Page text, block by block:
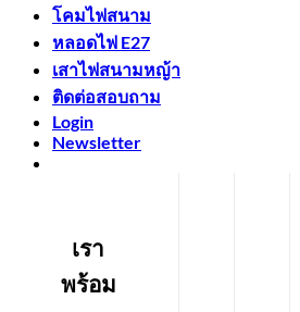
โคมไฟสนาม
หลอดไฟ E27
เสาไฟสนามหญ้า
ติดต่อสอบถาม
Login
Newsletter
เรา
พร้อม